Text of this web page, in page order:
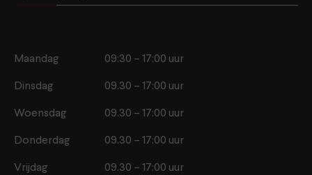
Maandag 09:30 – 17:00 uur
Dinsdag 09.30 – 17:00 uur
Woensdag 09.30 – 17:00 uur
Donderdag 09.30 – 17:00 uur
Vrijdag 09.30 – 17:00 uur